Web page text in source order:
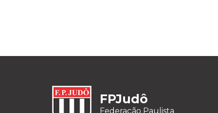
FPJudô
Federação Paulista